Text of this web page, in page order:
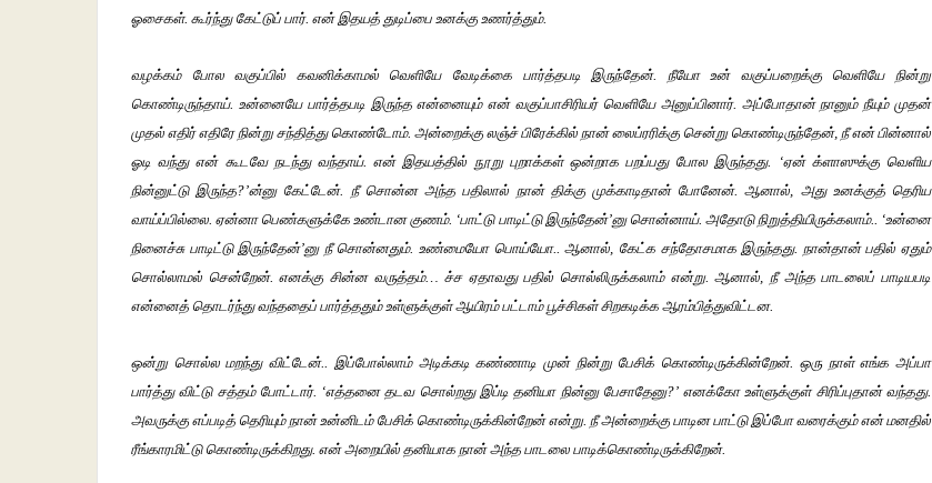
ஓசைகள். கூர்ந்து கேட்டுப் பார். என் இதயத் துடிப்பை உனக்கு உணர்த்தும்.
வழக்கம் போல வகுப்பில் கவனிக்காமல் வெளியே வேடிக்கை பார்த்தபடி இருந்தேன். நீயோ உன் வகுப்பறைக்கு வெளியே நின்று
கொண்டிருந்தாய். உன்னையே பார்த்தபடி இருந்த என்னையும் என் வகுப்பாசிரியர் வெளியே அனுப்பினார். அப்போதான் நானும் நீயும் முதன்
முதல் எதிர் எதிரே நின்று சந்தித்து கொண்டோம். அன்றைக்கு லஞ்ச் பிரேக்கில் நான் லைப்ரரிக்கு சென்று கொண்டிருந்தேன், நீ என் பின்னால்
ஓடி வந்து என் கூடவே நடந்து வந்தாய். என் இதயத்தில் நூறு புறாக்கள் ஒன்றாக பறப்பது போல இருந்தது. ‘ஏன் க்ளாஸுக்கு வெளிய
நின்னுட்டு இருந்த?’ன்னு கேட்டேன். நீ சொன்ன அந்த பதிலால் நான் திக்கு முக்காடிதான் போனேன். ஆனால், அது உனக்குத் தெரிய
வாய்ப்பில்லை. ஏன்னா பெண்களுக்கே உண்டான குணம். ‘பாட்டு பாடிட்டு இருந்தேன்’னு சொன்னாய். அதோடு நிறுத்தியிருக்கலாம்.. ‘உன்னை
நினைச்சு பாடிட்டு இருந்தேன்’னு நீ சொன்னதும். உண்மையோ பொய்யோ.. ஆனால், கேட்க சந்தோசமாக இருந்தது. நான்தான் பதில் ஏதும்
சொல்லாமல் சென்றேன். எனக்கு சின்ன வருத்தம்… ச்ச ஏதாவது பதில் சொல்லிருக்கலாம் என்று. ஆனால், நீ அந்த பாடலைப் பாடியபடி
என்னைத் தொடர்ந்து வந்ததைப் பார்த்ததும் உள்ளுக்குள் ஆயிரம் பட்டாம் பூச்சிகள் சிறகடிக்க ஆரம்பித்துவிட்டன.
ஒன்று சொல்ல மறந்து விட்டேன்.. இப்போல்லாம் அடிக்கடி கண்ணாடி முன் நின்று பேசிக் கொண்டிருக்கின்றேன். ஒரு நாள் எங்க அப்பா
பார்த்து விட்டு சத்தம் போட்டார். ‘எத்தனை தடவ சொல்றது இப்டி தனியா நின்னு பேசாதேனு?’ எனக்கோ உள்ளுக்குள் சிரிப்புதான் வந்தது.
அவருக்கு எப்படித் தெரியும் நான் உன்னிடம் பேசிக் கொண்டிருக்கின்றேன் என்று. நீ அன்றைக்கு பாடின பாட்டு இப்போ வரைக்கும் என் மனதில்
ரீங்காரமிட்டு கொண்டிருக்கிறது. என் அறையில் தனியாக நான் அந்த பாடலை பாடிக்கொண்டிருக்கிறேன்.